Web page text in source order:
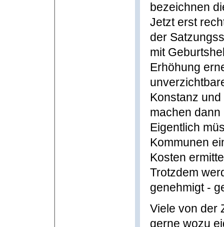
bezeichnen
Jetzt erst
der
mit
Erhöhung
Konstanz
machen dann
Eigentlich
Kommunen
Kosten
Trotzdem
genehmigt -
Viele von der
gerne wozu